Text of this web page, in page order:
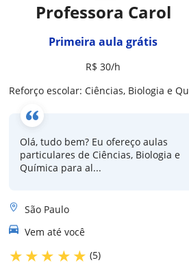
Professora Carol
Primeira aula grátis
R$ 30/h
Reforço escolar: Ciências, Biologia e Química
Olá, tudo bem? Eu ofereço aulas
particulares de Ciências, Biologia e
Química para al...
São Paulo
Vem até você
★★★ ★★ (5)